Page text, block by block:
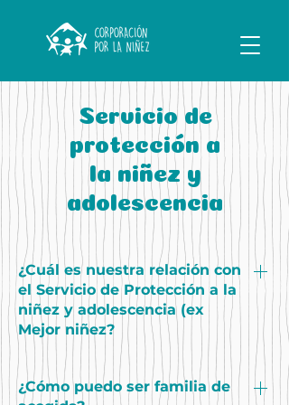
Servicio de
protección a
la niñez y
adolescencia
¿Cuál es nuestra relación con
el Servicio de Protección a la
niñez y adolescencia (ex
Mejor niñez?
Somos autónomos. No recibimos
subvención del Estado. Somos una
¿Cómo puedo ser familia de